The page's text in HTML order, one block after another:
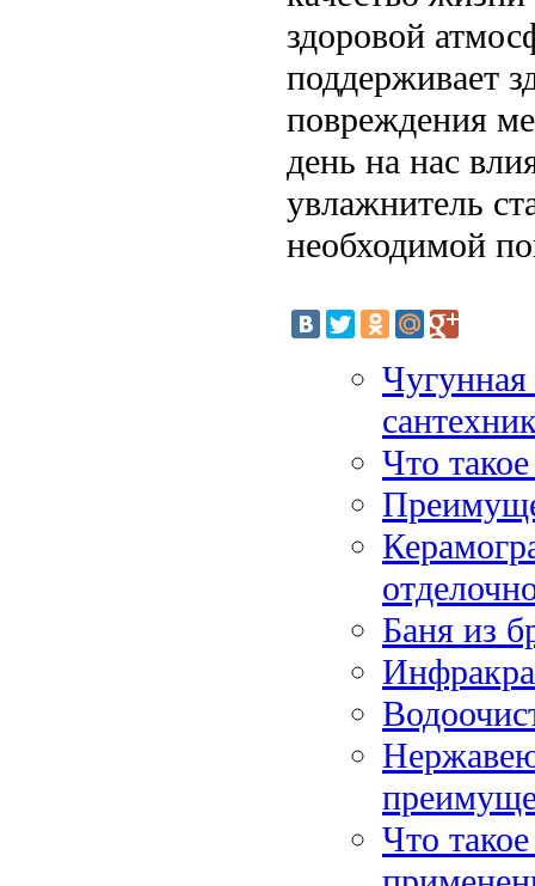
здоровой
поддерживает
повреждения
день на нас
увлажнитель
необходимой
Чугунная
Что
Баня из
Что